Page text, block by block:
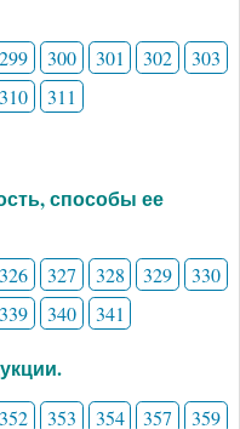
299 300 301 302
303
310 311
способы ее
326 327 328 329
330
339 340 341
352 353 354 357 359